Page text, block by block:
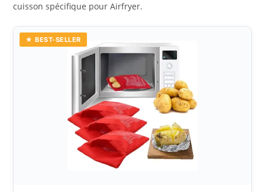
cuisson spécifique pour Airfryer.
★ BEST-SELLER